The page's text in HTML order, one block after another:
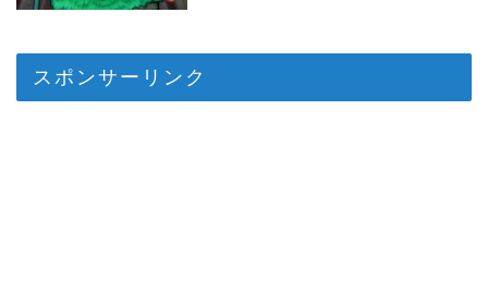
スポンサーリンク